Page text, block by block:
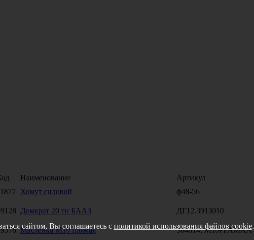
Наименование Артикул
Хомут силовой ф48-56
Домкрат 20 тн БААЗ ДГ12.3913010
Масленка М10 прямая 304814, M10PPAMAA
сайтом, Вы соглашаетесь с политикой использования файлов cookie.